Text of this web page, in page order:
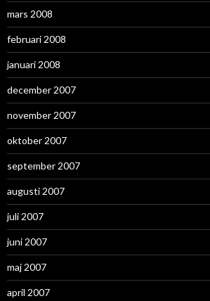
mars 2008
februari 2008
januari 2008
december 2007
november 2007
oktober 2007
september 2007
augusti 2007
juli 2007
juni 2007
maj 2007
april 2007